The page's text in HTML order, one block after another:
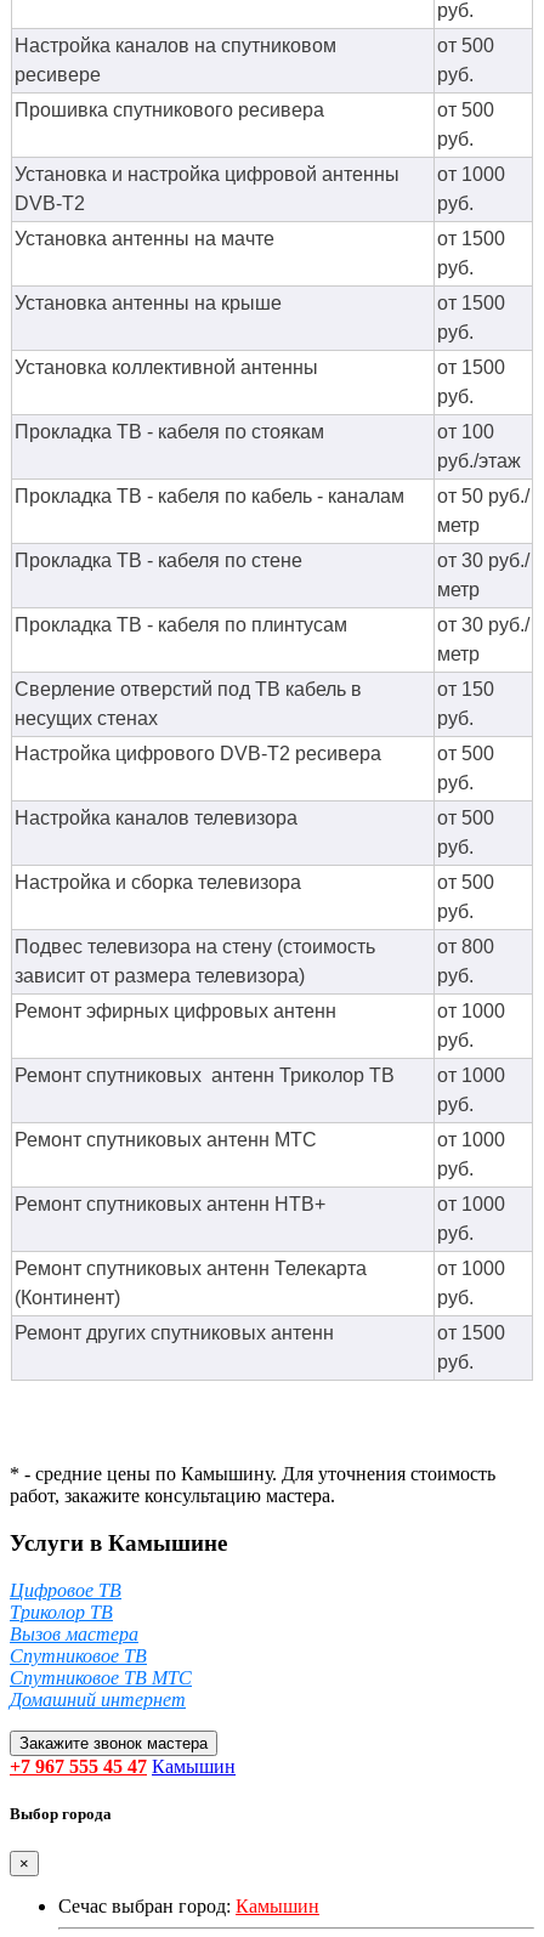
руб.
Настройка каналов на спутниковом
ресивере
от 500
руб.
Прошивка спутникового ресивера
от 500
руб.
Установка и настройка цифровой антенны
DVB-T2
от 1000
руб.
Установка антенны на мачте
от 1500
руб.
Установка антенны на крыше
от 1500
руб.
Установка коллективной антенны
от 1500
руб.
Прокладка ТВ - кабеля по стоякам
от 100
руб./этаж
Прокладка ТВ - кабеля по кабель - каналам
от 50 руб./
метр
Прокладка ТВ - кабеля по стене
от 30 руб./
метр
Прокладка ТВ - кабеля по плинтусам
от 30 руб./
метр
Сверление отверстий под ТВ кабель в
несущих стенах
от 150
руб.
Настройка цифрового DVB-T2 ресивера
от 500
руб.
Настройка каналов телевизора
от 500
руб.
Настройка и сборка телевизора
от 500
руб.
Подвес телевизора на стену (стоимость
зависит от размера телевизора)
от 800
руб.
Ремонт эфирных цифровых антенн
от 1000
руб.
Ремонт спутниковых антенн Триколор ТВ
от 1000
руб.
Ремонт спутниковых антенн МТС
от 1000
руб.
Ремонт спутниковых антенн НТВ+
от 1000
руб.
Ремонт спутниковых антенн Телекарта
(Континент)
от 1000
руб.
Ремонт других спутниковых антенн
от 1500
руб.
* - средние цены по Камышину. Для уточнения стоимость
работ, закажите консультацию мастера.
Услуги в Камышине
Цифровое ТВ
Триколор ТВ
Вызов мастера
Спутниковое ТВ
Спутниковое ТВ МТС
Домашний интернет
Закажите звонок мастера
+7 967 555 45 47 Камышин
Выбор города
×
Сечас выбран город: Камышин